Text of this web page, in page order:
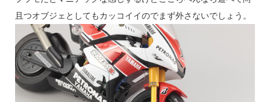
且つオブジェとしてもカッコイイのでまず外さないでしょう。